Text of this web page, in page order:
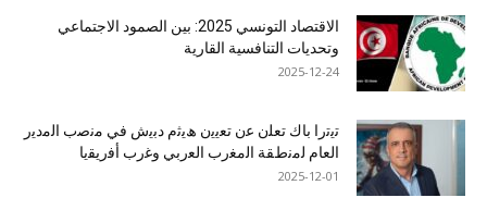
الاقتصاد التونسي 2025: بين الصمود الاجتماعي
وتحديات التنافسية القارية
2025-12-24
ﺗﯾﺗرا ﺑﺎك ﺗﻌﻠن ﻋن ﺗﻌﯾﯾن ھﯾﺛم دﺑﯾش ﻓﻲ ﻣﻧﺻب اﻟﻣدﯾر
اﻟﻌﺎم ﻟﻣﻧطﻘﺔ اﻟﻣﻐرب اﻟﻌرﺑﻲ وﻏرب أﻓرﯾﻘﯾﺎ
2025-12-01